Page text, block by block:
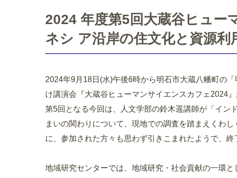
2024 年度第5回大蔵谷ヒュー
ネシ ア沿岸の住文化と資源利
2024年9月18日(水)午後6時から明石市大蔵八幡町の
け講演会『大蔵谷ヒューマンサイエンスカフェ2024』
第5回となる今回は、人文学部の鈴木遥講師が「イン
まいの関わりについて、現地での調査を踏まえくわ
に、参加された方々も思わず引きこまれたようで、終
地域研究センターでは、地域研究・社会貢献の一環